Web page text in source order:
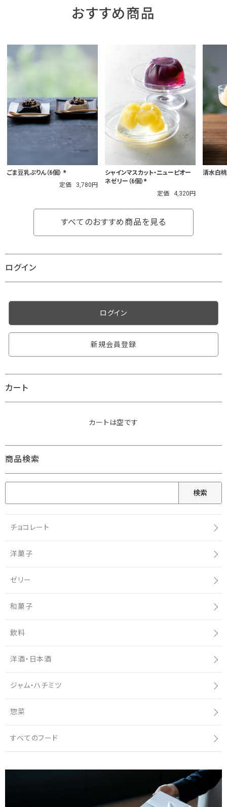
おすすめ商品
ごま豆乳ぷりん（6個） *
定価
3,780円
シャインマスカット・ニューピオー
ネゼリー（6個）*
定価
4,320円
清水白桃
すべてのおすすめ商品を見る
ログイン
ログイン
新規会員登録
カート
カートは空です
商品検索
検索
チョコレート
洋菓子
ゼリー
和菓子
飲料
洋酒・日本酒
ジャム・ハチミツ
惣菜
すべてのフード